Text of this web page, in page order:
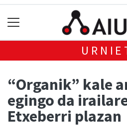
“Organik” kale
egingo da
Etxeberri plazan